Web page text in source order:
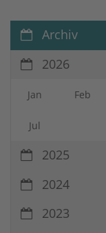
Archiv
2026
Jan Feb
Jul
2025
2024
2023